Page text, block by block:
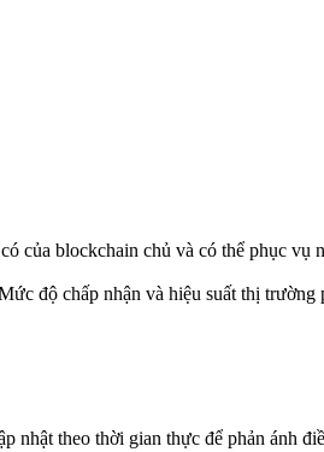
của blockchain chủ và có thể phục vụ
độ chấp nhận và hiệu suất thị trường
nhật theo thời gian thực để phản ánh